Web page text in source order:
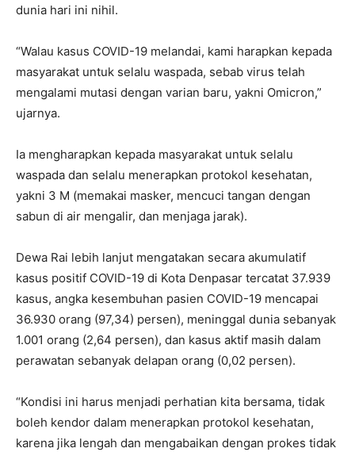
dunia hari ini nihil.
“Walau kasus COVID-19 melandai, kami harapkan kepada
masyarakat untuk selalu waspada, sebab virus telah
mengalami mutasi dengan varian baru, yakni Omicron,”
ujarnya.
Ia mengharapkan kepada masyarakat untuk selalu
waspada dan selalu menerapkan protokol kesehatan,
yakni 3 M (memakai masker, mencuci tangan dengan
sabun di air mengalir, dan menjaga jarak).
Dewa Rai lebih lanjut mengatakan secara akumulatif
kasus positif COVID-19 di Kota Denpasar tercatat 37.939
kasus, angka kesembuhan pasien COVID-19 mencapai
36.930 orang (97,34) persen), meninggal dunia sebanyak
1.001 orang (2,64 persen), dan kasus aktif masih dalam
perawatan sebanyak delapan orang (0,02 persen).
“Kondisi ini harus menjadi perhatian kita bersama, tidak
boleh kendor dalam menerapkan protokol kesehatan,
karena jika lengah dan mengabaikan dengan prokes tidak